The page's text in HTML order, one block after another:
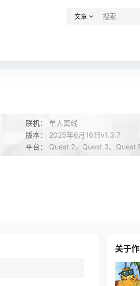
文章
联机： 单人离线
版本： 2025年6月16日v1.3.7
平台： Quest 2、Quest 3、Quest
关于